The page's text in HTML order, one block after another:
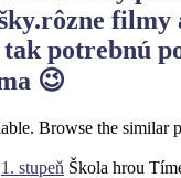
rôzne filmy
potrebnú
😉
Browse the similar
1. stupeň Škola hrou